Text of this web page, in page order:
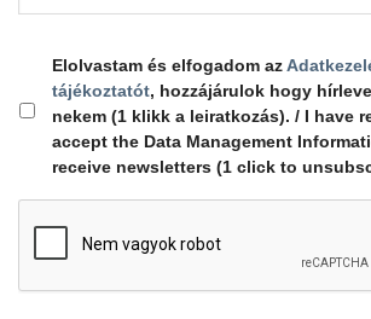
Elolvastam és elfogadom az
tájékoztatót, hozzájárulok hogy
nekem (1 klikk a leiratkozás). / I have
accept the Data Management
receive newsletters (1 click to